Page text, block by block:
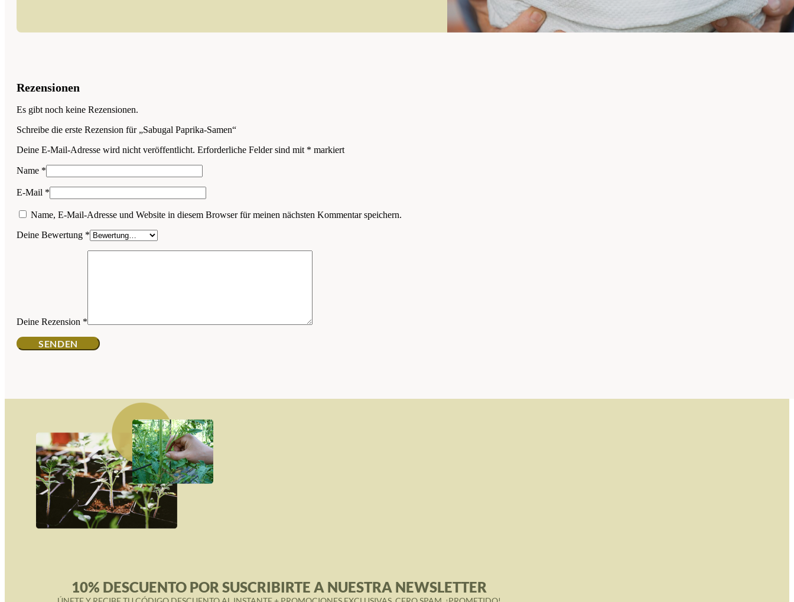
Rezensionen
Es gibt noch keine Rezensionen.
Schreibe die erste Rezension für „Sabugal Paprika-Samen“
Deine E-Mail-Adresse wird nicht veröffentlicht. Erforderliche Felder sind mit * markiert
Name *
E-Mail *
Name, E-Mail-Adresse und Website in diesem Browser für meinen nächsten Kommentar speichern.
Deine Bewertung *
Deine Rezension *
10% DESCUENTO POR SUSCRIBIRTE A NUESTRA NEWSLETTER